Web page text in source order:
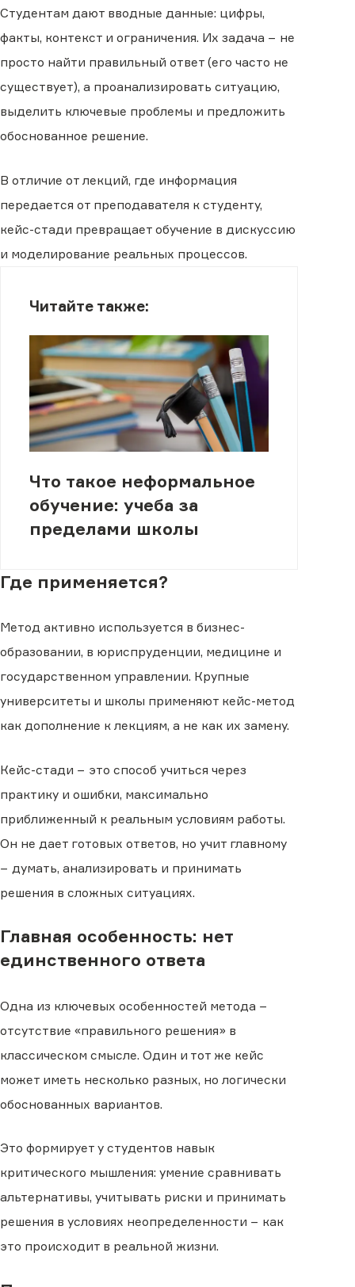
Студентам дают вводные данные: цифры,
факты, контекст и ограничения. Их задача − не
просто найти правильный ответ (его часто не
существует), а проанализировать ситуацию,
выделить ключевые проблемы и предложить
обоснованное решение.
В отличие от лекций, где информация
передается от преподавателя к студенту,
кейс-стади превращает обучение в дискуссию
и моделирование реальных процессов.
Читайте также:
Что такое неформальное
обучение: учеба за
пределами школы
Где применяется?
Метод активно используется в бизнес-
образовании, в юриспруденции, медицине и
государственном управлении. Крупные
университеты и школы применяют кейс-метод
как дополнение к лекциям, а не как их замену.
Кейс-стади − это способ учиться через
практику и ошибки, максимально
приближенный к реальным условиям работы.
Он не дает готовых ответов, но учит главному
− думать, анализировать и принимать
решения в сложных ситуациях.
Главная особенность: нет
единственного ответа
Одна из ключевых особенностей метода −
отсутствие «правильного решения» в
классическом смысле. Один и тот же кейс
может иметь несколько разных, но логически
обоснованных вариантов.
Это формирует у студентов навык
критического мышления: умение сравнивать
альтернативы, учитывать риски и принимать
решения в условиях неопределенности − как
это происходит в реальной жизни.